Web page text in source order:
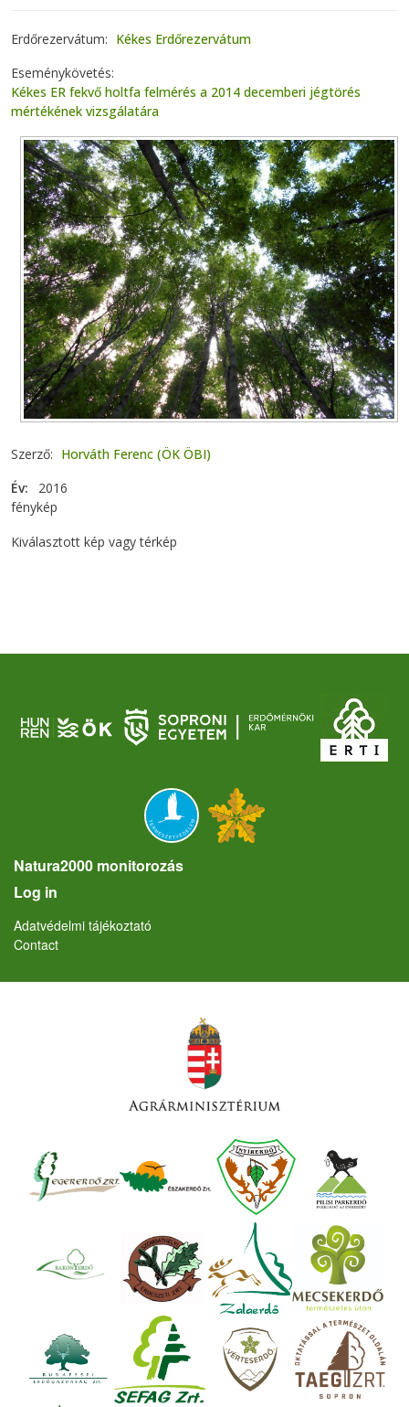
Erdőrezervátum
Kékes Erdőrezervátum
Eseménykövetés
Kékes ER fekvő holtfa felmérés a 2014 decemberi jégtörés
mértékének vizsgálatára
Szerző
Horváth Ferenc (ÖK ÖBI)
Év
2016
fénykép
Kiválasztott kép vagy térkép
Natura2000 monitorozás
User account menu
Log in
Lábléc
Adatvédelmi tájékoztató
Contact